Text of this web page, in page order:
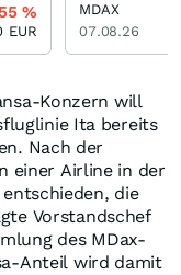
Konzern will
Ita bereits
Nach der
einer Airline in der
die
Vorstandschef
des MDax-
Anteil wird damit
%
EUR
MDAX
07.08.26